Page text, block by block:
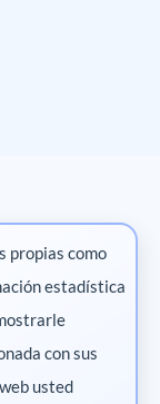
digital
Pharma
propias como
estadística
con sus
usted